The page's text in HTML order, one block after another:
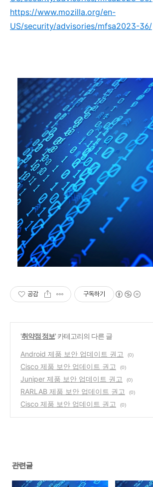
https://www.mozilla.org/en-
US/security/advisories/mfsa2023-36/
공감 구독하기
'취약점 정보' 카테고리의 다른 글
Android 제품 보안 업데이트 권고 (0)
Cisco 제품 보안 업데이트 권고 (0)
Juniper 제품 보안 업데이트 권고 (0)
RARLAB 제품 보안 업데이트 권고 (0)
Cisco 제품 보안 업데이트 권고 (0)
관련글